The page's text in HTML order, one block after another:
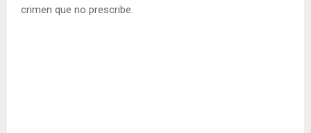
crimen que no prescribe.